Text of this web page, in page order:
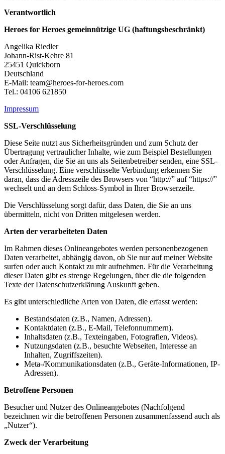
Verantwortlich
Heroes for Heroes gemeinnützige UG (haftungsbeschränkt)
Angelika Riedler
Johann-Rist-Kehre 81
25451 Quickborn
Deutschland
E-Mail: team@heroes-for-heroes.com
Tel.: 04106 621850
Impressum
SSL-Verschlüsselung
Diese Seite nutzt aus Sicherheitsgründen und zum Schutz der
Übertragung vertraulicher Inhalte, wie zum Beispiel Bestellungen
oder Anfragen, die Sie an uns als Seitenbetreiber senden, eine SSL-
Verschlüsselung. Eine verschlüsselte Verbindung erkennen Sie
daran, dass die Adresszeile des Browsers von “http://” auf “https://”
wechselt und an dem Schloss-Symbol in Ihrer Browserzeile.
Die Verschlüsselung sorgt dafür, dass Daten, die Sie an uns
übermitteln, nicht von Dritten mitgelesen werden.
Arten der verarbeiteten Daten
Im Rahmen dieses Onlineangebotes werden personenbezogenen
Daten verarbeitet, abhängig davon, ob Sie nur auf meiner Website
surfen oder auch Kontakt zu mir aufnehmen. Für die Verarbeitung
dieser Daten gibt es strenge Regelungen, über die die folgenden
Texte der Datenschutzerklärung Auskunft geben.
Es gibt unterschiedliche Arten von Daten, die erfasst werden:
Bestandsdaten (z.B., Namen, Adressen).
Kontaktdaten (z.B., E-Mail, Telefonnummern).
Inhaltsdaten (z.B., Texteingaben, Fotografien, Videos).
Nutzungsdaten (z.B., besuchte Webseiten, Interesse an
Inhalten, Zugriffszeiten).
Meta-/Kommunikationsdaten (z.B., Geräte-Informationen, IP-
Adressen).
Betroffene Personen
Besucher und Nutzer des Onlineangebotes (Nachfolgend
bezeichnen wir die betroffenen Personen zusammenfassend auch als
„Nutzer“).
Zweck der Verarbeitung